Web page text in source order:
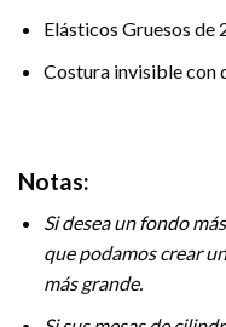
Elásticos Gruesos de
Costura invisible con
Notas:
Si desea un fondo
que podamos crear
más grande.